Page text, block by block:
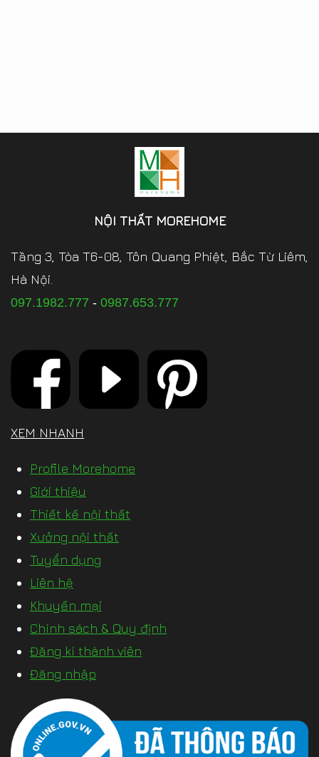
NỘI THẤT MOREHOME
Tầng 3, Tòa T6-08, Tôn Quang Phiệt, Bắc Từ Liêm,
Hà Nội.
097.1982.777 - 0987.653.777
XEM NHANH
Profile Morehome
Giới thiệu
Thiết kế nội thất
Xưởng nội thất
Tuyển dụng
Liên hệ
Khuyến mại
Chính sách & Quy định
Đăng kí thành viên
Đăng nhập